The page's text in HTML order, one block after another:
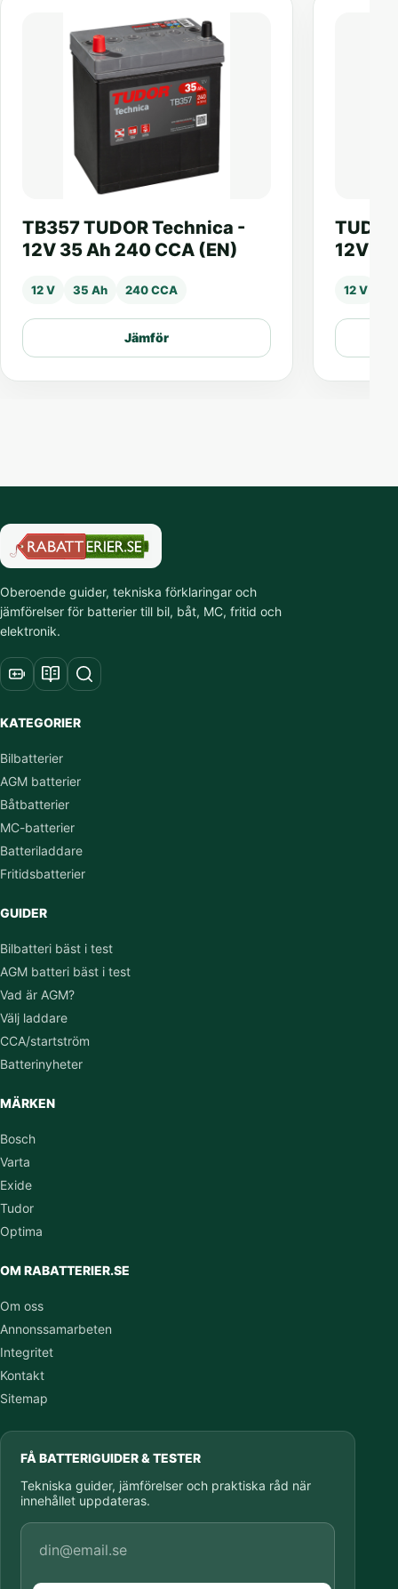
TB357 TUDOR Technica -
12V 35 Ah 240 CCA (EN)
12 V 35 Ah 240 CCA
Jämför
12V
12 V
Oberoende guider, tekniska förklaringar och
jämförelser för batterier till bil, båt, MC, fritid och
elektronik.
KATEGORIER
Bilbatterier
AGM batterier
Båtbatterier
MC-batterier
Batteriladdare
Fritidsbatterier
GUIDER
Bilbatteri bäst i test
AGM batteri bäst i test
Vad är AGM?
Välj laddare
CCA/startström
Batterinyheter
MÄRKEN
Bosch
Varta
Exide
Tudor
Optima
OM RABATTERIER.SE
Om oss
Annonssamarbeten
Integritet
Kontakt
Sitemap
FÅ BATTERIGUIDER & TESTER
Tekniska guider, jämförelser och praktiska råd när
innehållet uppdateras.
E-postadress